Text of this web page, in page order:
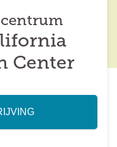
Center